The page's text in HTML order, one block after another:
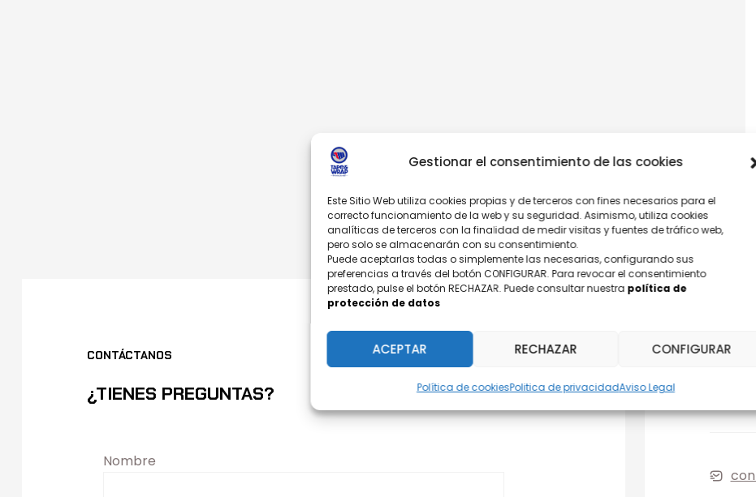
Gestionar el consentimiento de las cookies
Este Sitio Web utiliza cookies propias y de terceros con fines necesarios para el
correcto funcionamiento de la web y su seguridad. Asimismo, utiliza cookies
analíticas de terceros con la finalidad de medir visitas y fuentes de tráfico web,
pero solo se almacenarán con su consentimiento.
Puede aceptarlas todas o simplemente las necesarias, configurando sus
preferencias a través del botón CONFIGURAR. Para revocar el consentimiento
prestado, pulse el botón RECHAZAR. Puede consultar nuestra política de
protección de datos
ACEPTAR RECHAZAR CONFIGURAR
Política de cookiesPolitica de privacidadAviso Legal
CONTÁCTANOS
¿TIENES PREGUNTAS?
Nombre
Pol.